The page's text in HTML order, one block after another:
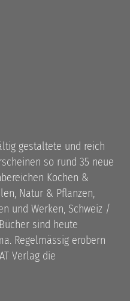
gestaltete und reich
so rund 35 neue
Kochen &
Natur & Pflanzen,
und Werken, Schweiz /
sind heute
Regelmässig erobern
Verlag die